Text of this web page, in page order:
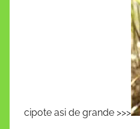
cipote asi de grande >>>